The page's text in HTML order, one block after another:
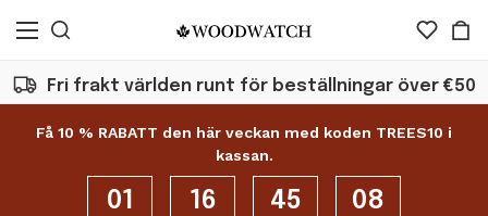
Fri frakt världen runt för beställningar över €50
Få 10 % RABATT den här veckan med koden TREES10 i
kassan.
01 16 45 07